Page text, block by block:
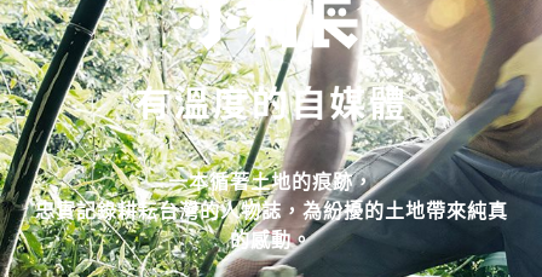
一本循著土地的痕跡，
忠實記錄耕耘台灣的人物誌，為紛擾的土地帶來純真
的感動。